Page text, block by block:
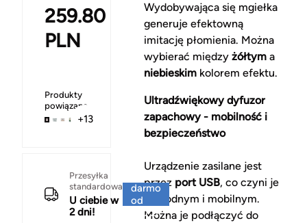
259.80
PLN
Produkty
powiązane
+13
Przesyłka
standardowa
U ciebie w
2 dni!
darmo
od
150 zł
Wydobywająca się mgiełka
generuje efektowną
imitację płomienia. Można
wybierać między żółtyma
niebieskimkolorem efektu.
Ultradźwiękowy dyfuzor
zapachowy - mobilność i
bezpieczeństwo
Urządzenie zasilane jest
przez port USB, co czyni je
wygodnym i mobilnym.
Można je podłączyć do